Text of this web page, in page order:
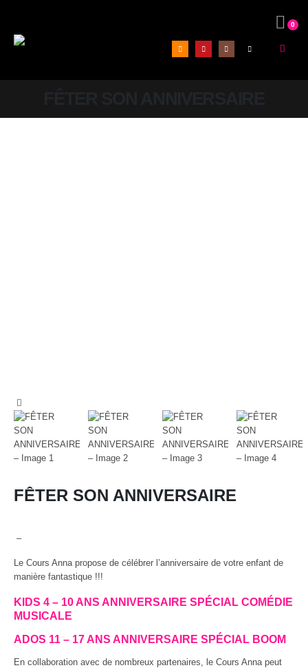
0
FÊTER SON ANNIVERSAIRE
–
prix :
770.00 €
1,570.00 €
Le Cours Anna propose de célébrer l’anniversaire de votre enfant de
manière fantastique !!!
KIDS 4 – 10 ANS ANNIVERSAIRE SPÉCIAL COMÉDIE
MUSICALE
ADOS 11 – 17 ANS ANNIVERSAIRE SPÉCIAL BOOM
En collaboration avec de nombreux partenaires, le Cours Anna peut